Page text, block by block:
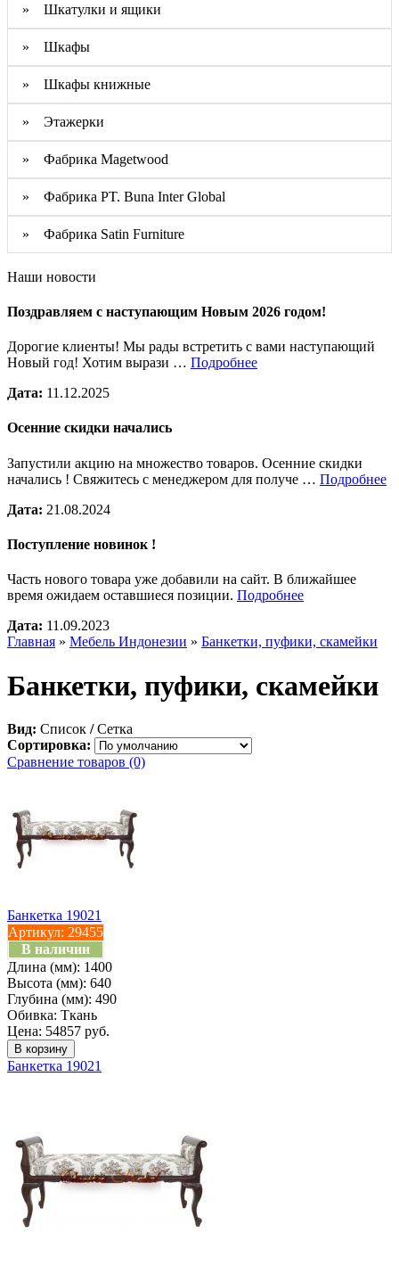
» Шкатулки и ящики
» Шкафы
» Шкафы книжные
» Этажерки
» Фабрика Magetwood
» Фабрика PT. Buna Inter Global
» Фабрика Satin Furniture
Наши новости
Поздравляем с наступающим Новым 2026 годом!
Дорогие клиенты! Мы рады встретить с вами наступающий
Новый год! Хотим вырази … Подробнее
Дата: 11.12.2025
Осенние скидки начались
Запустили акцию на множество товаров. Осенние скидки
начались ! Свяжитесь с менеджером для получе … Подробнее
Дата: 21.08.2024
Поступление новинок !
Часть нового товара уже добавили на сайт. В ближайшее
время ожидаем оставшиеся позиции. Подробнее
Дата: 11.09.2023
Главная » Мебель Индонезии » Банкетки, пуфики, скамейки
Банкетки, пуфики, скамейки
Вид: Список / Сетка
Сортировка:
Сравнение товаров (0)
Банкетка 19021
Артикул: 29455
В наличии
Длина (мм): 1400
Высота (мм): 640
Глубина (мм): 490
Обивка: Ткань
Цена: 54857 руб.
Банкетка 19021